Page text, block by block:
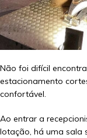
Não foi difícil
estacionamento
confortável.
Ao entrar a
lotação, há uma sala